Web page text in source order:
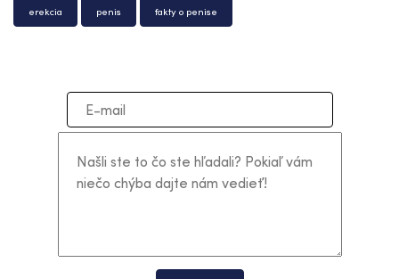
erekcia penis fakty o penise